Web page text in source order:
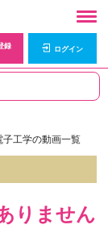
録
ログイン
工学の動画一覧
りません